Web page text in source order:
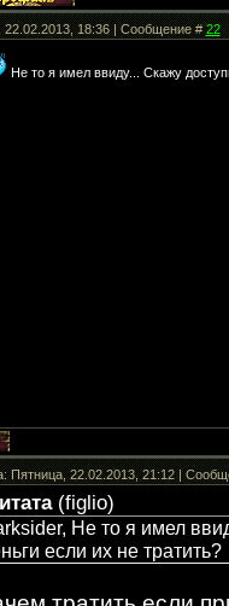
22.02.2013, 18:36 | Сообщение #22
Не то я имел ввиду... Скажу
Пятница, 22.02.2013, 21:12 |
(figlio)
Не то я имел
если их не тратить?